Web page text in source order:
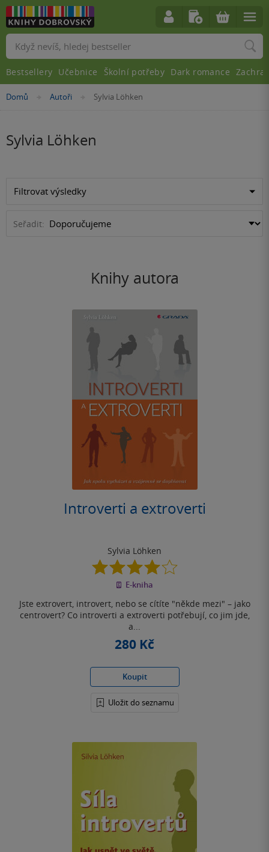
Nacházíte
Domů »Autoři »
Sylvia Löhken
Sylvia Löhken
Filtrovat výsledky
Seřadit:
Knihy autora
Introverti a extroverti
Sylvia Löhken
4.0
z
5
E-kniha
Jste extrovert, introvert, nebo se cítíte "někde mezi" – jako
centrovert? Co introverti a extroverti potřebují, co jim jde,
a...
280 Kč
Koupit
Uložit do seznamu
Vyhledávání
Bestsellery Učebnice Školní potřeby Dark romance